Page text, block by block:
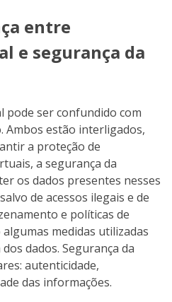
entre
e segurança da
pode ser confundido com
Ambos estão interligados,
a proteção de
a segurança da
os dados presentes nesses
de acessos ilegais e de
e políticas de
medidas utilizadas
dados. Segurança da
autenticidade,
das informações.